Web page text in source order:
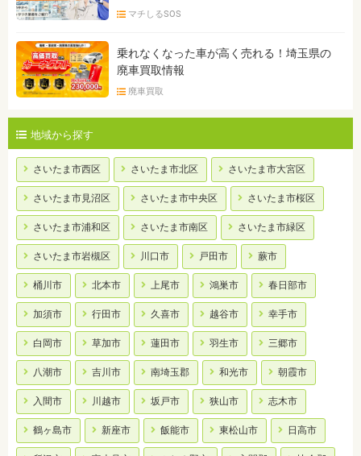
マチしるSOS
乗れなくなった車が高く売れる！埼玉県の
廃車買取情報
廃車買取
地域から探す
さいたま市西区 さいたま市北区 さいたま市大宮区
さいたま市見沼区 さいたま市中央区 さいたま市桜区
さいたま市浦和区 さいたま市南区 さいたま市緑区
さいたま市岩槻区 川口市 戸田市 蕨市
桶川市 北本市 上尾市 鴻巣市 春日部市
加須市 行田市 久喜市 越谷市 幸手市
白岡市 草加市 蓮田市 羽生市 三郷市
八潮市 吉川市 南埼玉郡 和光市 朝霞市
入間市 川越市 坂戸市 狭山市 志木市
鶴ヶ島市 新座市 飯能市 東松山市 日高市